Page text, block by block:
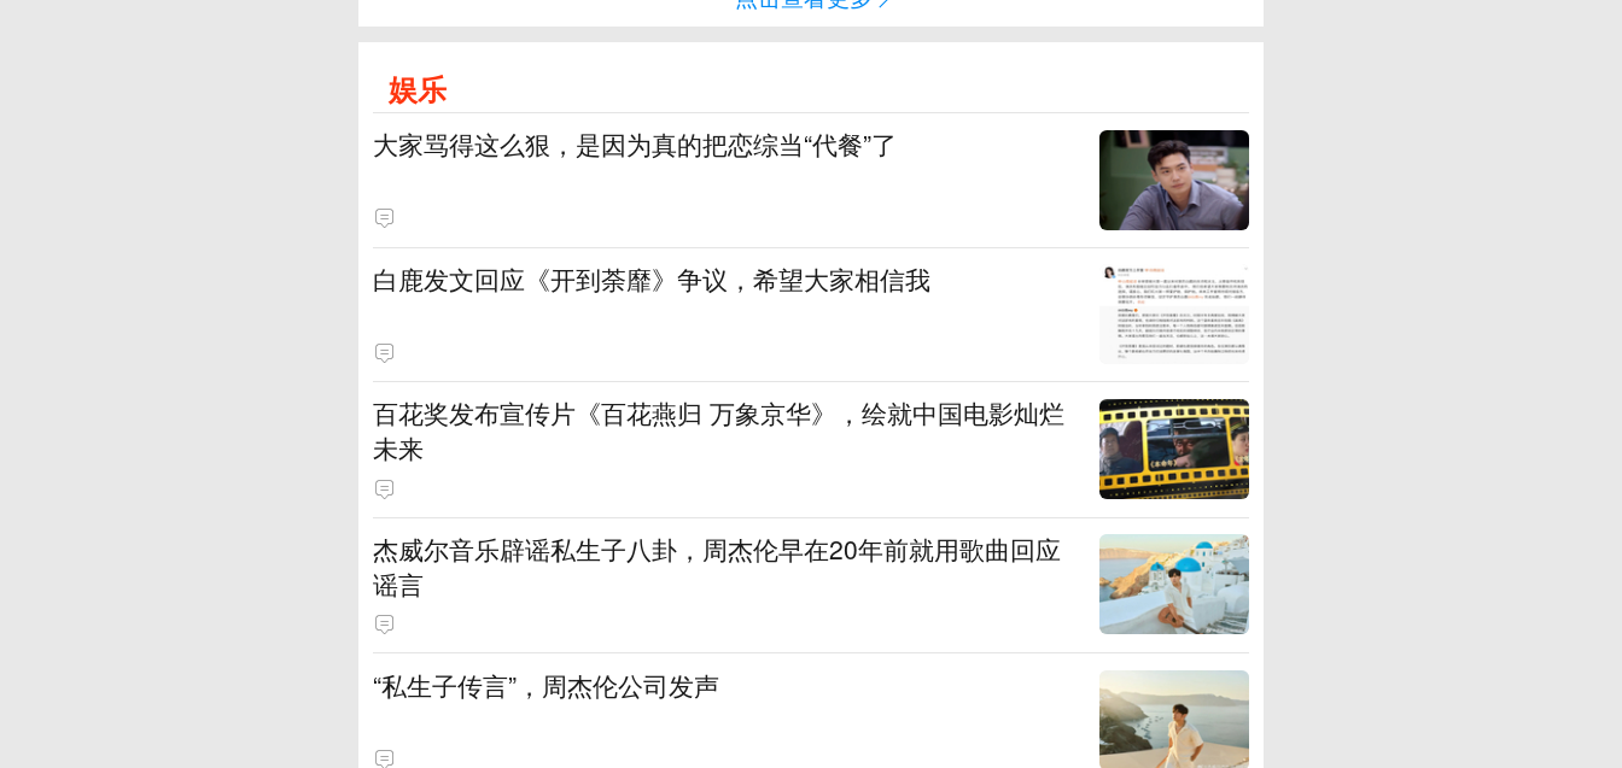
娱乐
大家骂得这么狠，是因为真的把恋综当“代餐”了
白鹿发文回应《开到荼靡》争议，希望大家相信我
百花奖发布宣传片《百花燕归 万象京华》，绘就中国电影灿烂
未来
杰威尔音乐辟谣私生子八卦，周杰伦早在20年前就用歌曲回应
谣言
“私生子传言”，周杰伦公司发声